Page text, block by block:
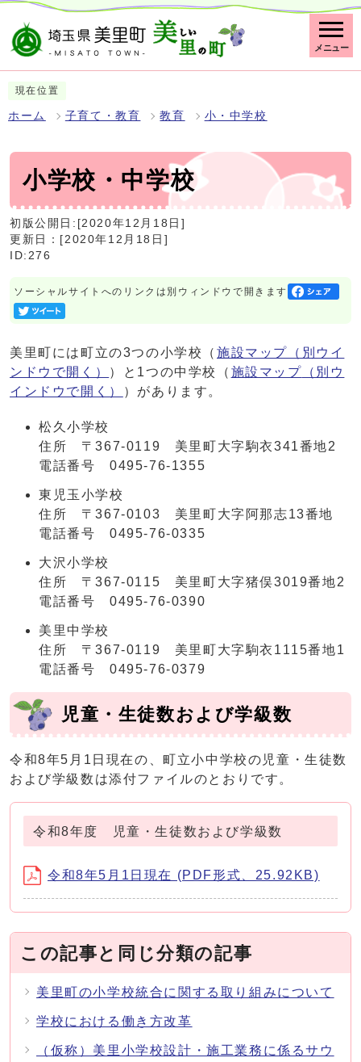
メニュー
現在位置
ホーム 子育て・教育 教育 小・中学校
小学校・中学校
初版公開日:[2020年12月18日]
更新日：[2020年12月18日]
ID:276
ソーシャルサイトへのリンクは別ウィンドウで開きます
美里町には町立の3つの小学校（ 施設マップ （別ウイ
ンドウで開く）
）と1つの中学校（ 施設マップ （別ウ
インドウで開く）
）があります。
松久小学校
住所 〒367-0119 美里町大字駒衣341番地2
電話番号 0495-76-1355
東児玉小学校
住所 〒367-0103 美里町大字阿那志13番地
電話番号 0495-76-0335
大沢小学校
住所 〒367-0115 美里町大字猪俣3019番地2
電話番号 0495-76-0390
美里中学校
住所 〒367-0119 美里町大字駒衣1115番地1
電話番号 0495-76-0379
児童・生徒数および学級数
令和8年5月1日現在の、町立小中学校の児童・生徒数
および学級数は添付ファイルのとおりです。
令和8年度 児童・生徒数および学級数
令和8年5月1日現在 (PDF形式、25.92KB)
この記事と同じ分類の記事
美里町の小学校統合に関する取り組みについて
学校における働き方改革
（仮称）美里小学校設計・施工業務に係るサウ